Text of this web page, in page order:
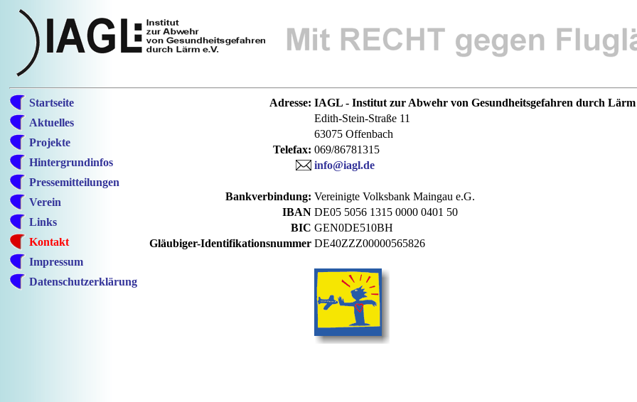
Startseite
Aktuelles
Projekte
Hintergrundinfos
Pressemitteilungen
Verein
Links
Kontakt
Impressum
Datenschutzerklärung
Adresse: IAGL - Institut zur Abwehr von Gesundheitsgefahren durch Lärm
Edith-Stein-Straße 11
63075 Offenbach
Telefax: 069/86781315
info@iagl.de
Bankverbindung: Vereinigte Volksbank Maingau e.G.
IBAN DE05 5056 1315 0000 0401 50
BIC GEN0DE510BH
Gläubiger-Identifikationsnummer DE40ZZZ00000565826